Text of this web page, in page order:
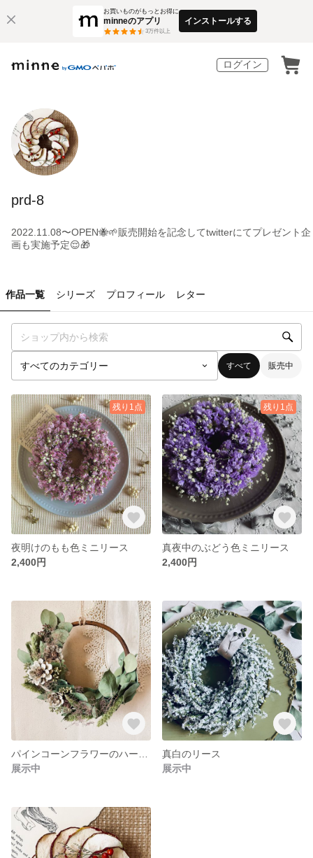
お買いものがもっとお得に
minneのアプリ
3万件以上
インストールする
ログイン
prd-8
2022.11.08〜OPEN🐝🌱販売開始を記念してtwitterにてプレゼント企
画も実施予定😌🎁
作品一覧 シリーズ プロフィール レター
すべて 販売中
残り1点
夜明けのもも色ミニリース
2,400円
残り1点
真夜中のぶどう色ミニリース
2,400円
展示中
真白のリース
展示中